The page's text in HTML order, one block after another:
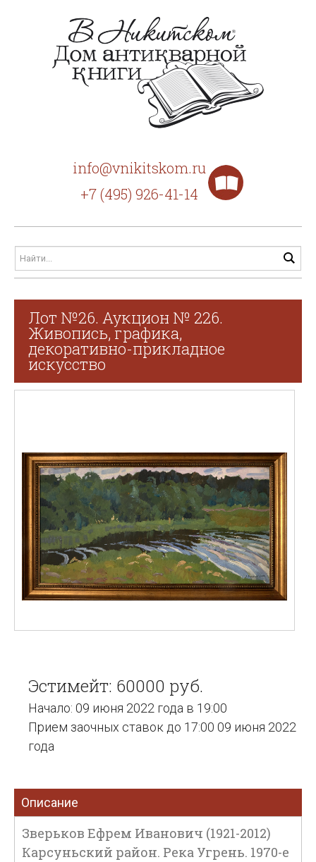
info@vnikitskom.ru
+7 (495) 926-41-14
Лот №26. Аукцион № 226.
Живопись, графика,
декоративно-прикладное
искусство
Эстимейт: 60000 руб.
Начало: 09 июня 2022 года в 19:00
Прием заочных ставок до 17:00 09 июня 2022
года
Описание
Зверьков Ефрем Иванович (1921-2012)
Карсуньский район. Река Угрень. 1970-е